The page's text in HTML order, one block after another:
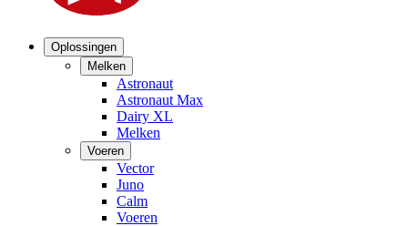
Oplossingen
Melken
Astronaut
Astronaut Max
Dairy XL
Melken
Voeren
Vector
Juno
Calm
Voeren